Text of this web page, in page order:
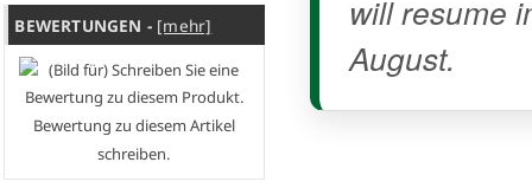
BEWERTUNGEN - [mehr]
Bewertung zu diesem Artikel
schreiben.
will resume
August.